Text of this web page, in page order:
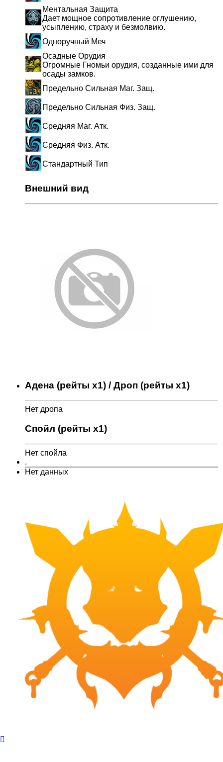
Ментальная Защита
Дает мощное сопротивление оглушению,
усыплению, страху и безмолвию.
Одноручный Меч
Осадные Орудия
Огромные Гномьи орудия, созданные ими для
осады замков.
Предельно Сильная Маг. Защ.
Предельно Сильная Физ. Защ.
Средняя Маг. Атк.
Средняя Физ. Атк.
Стандартный Тип
Внешний вид
Адена (рейты x1) / Дроп (рейты x1)
Нет дропа
Спойл (рейты x1)
Нет спойла
.
Нет данных